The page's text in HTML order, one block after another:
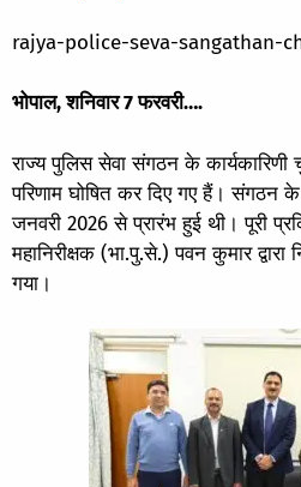
rajya-police-seva-sangathan-
भोपाल, शनिवार 7 फरवरी….
राज्य पुलिस सेवा संगठन के
परिणाम घोषित कर दिए गए हैं। संगठन
जनवरी 2026 से प्रारंभ हुई थी। पूरी
महानिरीक्षक (भा.पु.से.) पवन कुमार
गया।